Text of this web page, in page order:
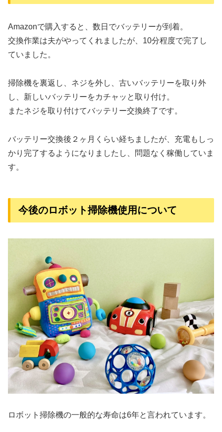
Amazonで購入すると、数日でバッテリーが到着。
交換作業は夫がやってくれましたが、10分程度で完了し
ていました。
掃除機を裏返し、ネジを外し、古いバッテリーを取り外
し、新しいバッテリーをカチャッと取り付け。
またネジを取り付けてバッテリー交換終了です。
バッテリー交換後２ヶ月くらい経ちましたが、充電もしっ
かり完了するようになりましたし、問題なく稼働していま
す。
今後のロボット掃除機使用について
ロボット掃除機の一般的な寿命は6年と言われています。